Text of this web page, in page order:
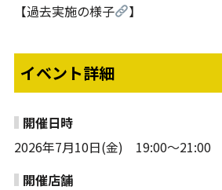
【過去実施の様子 】
イベント詳細
開催日時
2026年7月10日(金) 19:00～21:00
開催店舗